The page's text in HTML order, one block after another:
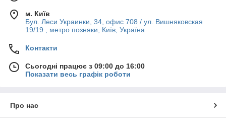
м. Київ
Бул. Леси Украинки, 34, офис 708 / ул. Вишняковская
19/19 , метро позняки, Київ, Україна
Контакти
Сьогодні працює з 09:00 до 16:00
Показати весь графік роботи
Про нас